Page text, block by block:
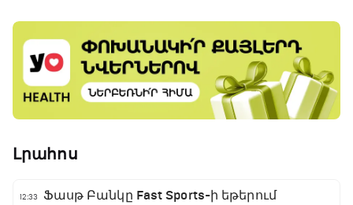
Լրահոս
12:33
Ֆասթ Բանկը Fast Sports-ի եթերում